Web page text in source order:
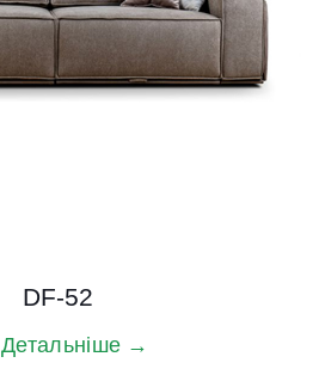
DF-52
Детальніше →